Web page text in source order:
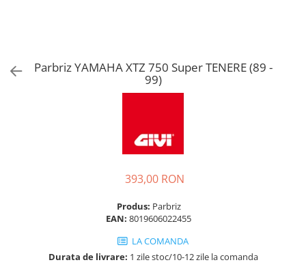
Parbriz YAMAHA XTZ 750 Super TENERE (89 -
99)
393,00 RON
Produs: Parbriz
EAN: 8019606022455
LA COMANDA
Durata de livrare: 1 zile stoc/10-12 zile la comanda